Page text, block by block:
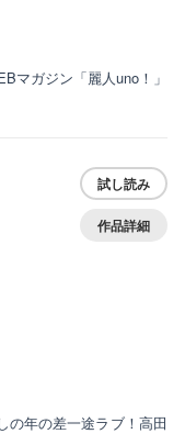
マガジン「麗人uno！」
試し読み
作品詳細
の年の差一途ラブ！高田